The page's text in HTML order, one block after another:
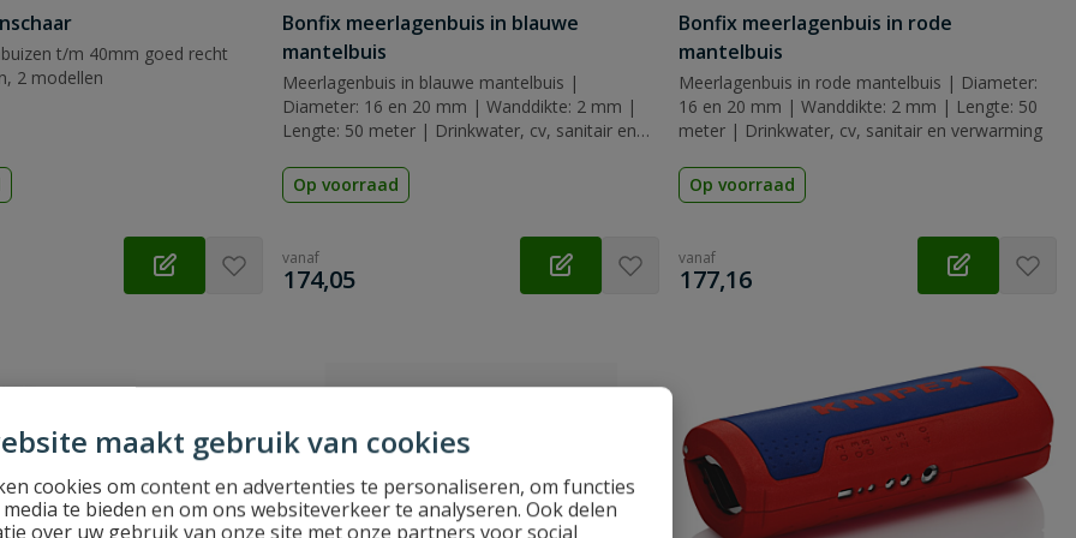
maakt gebruik van cookies
cookies om content en advertenties te personaliseren, om functies
te bieden en om ons websiteverkeer te analyseren. Ook delen
over uw gebruik van onze site met onze partners voor social
t/m 40mm goed recht
2 modellen
Bonfix meerlagenbuis in blauwe
mantelbuis
Meerlagenbuis in blauwe mantelbuis |
Diameter: 16 en 20 mm | Wanddikte: 2 mm |
Lengte: 50 meter | Drinkwater, cv, sanitair en
Op voorraad
vanaf
€
174,05
Bonfix meerlagenbuis in rode
mantelbuis
Meerlagenbuis in rode mantelbuis | Diameter:
16 en 20 mm | Wanddikte: 2 mm | Lengte: 50
meter | Drinkwater, cv, sanitair en verwarming
Op voorraad
vanaf
€
177,16